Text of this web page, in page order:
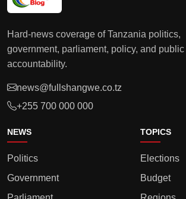
Hard-news coverage of Tanzania politics,
government, parliament, policy, and public
accountability.
news@fullshangwe.co.tz
+255 700 000 000
NEWS
Politics
Government
TOPICS
Elections
Budget